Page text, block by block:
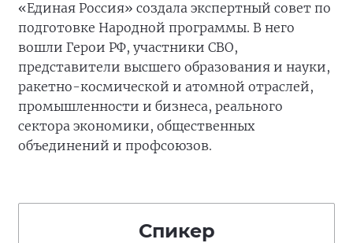
«Единая Россия» создала экспертный совет по
подготовке Народной программы. В него
вошли Герои РФ, участники СВО,
представители высшего образования и науки,
ракетно-космической и атомной отраслей,
промышленности и бизнеса, реального
сектора экономики, общественных
объединений и профсоюзов.
Спикер